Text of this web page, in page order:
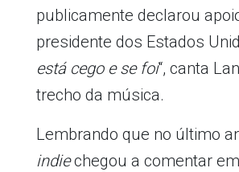
publicamente declarou
presidente dos Estados
está cego e se foi“, canta
trecho da música.
Lembrando que no último
indiechegou a comentar